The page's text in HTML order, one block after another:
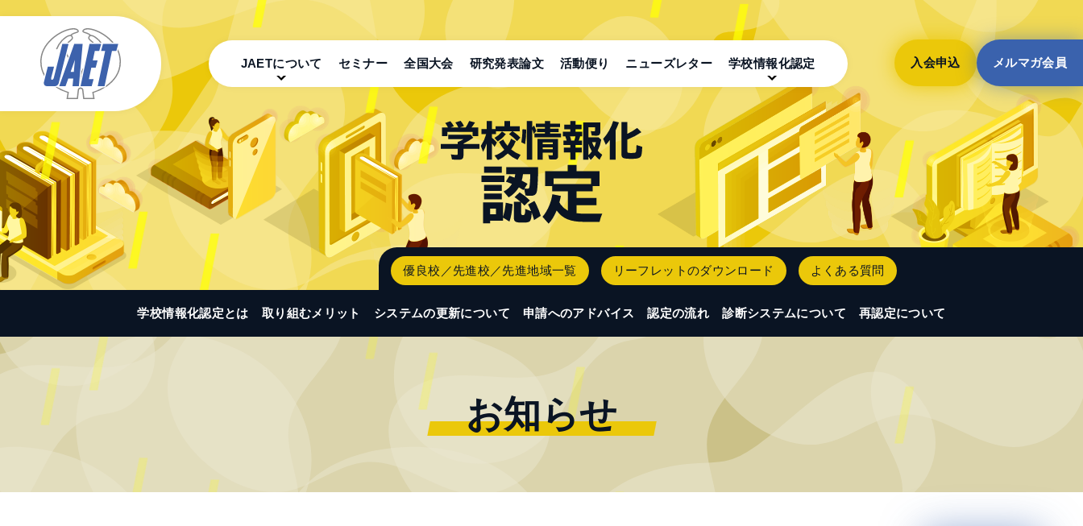
JAETについて セミナー 全国大会 研究発表論文 活動便り ニューズレター 学校情報化認定 入会申込 メルマガ会員
優良校／先進校／先進地域一覧 リーフレットのダウンロード よくある質問
学校情報化認定とは 取り組むメリット システムの更新について 申請へのアドバイス 認定の流れ 診断システムについて 再認定について
お知らせ